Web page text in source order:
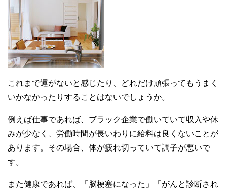
これまで運がないと感じたり、どれだけ頑張ってもうまく
いかなかったりすることはないでしょうか。
例えば仕事であれば、ブラック企業で働いていて収入や休
みが少なく、労働時間が長いわりに給料は良くないことが
あります。その場合、体が疲れ切っていて調子が悪いで
す。
また健康であれば、「脳梗塞になった」「がんと診断され